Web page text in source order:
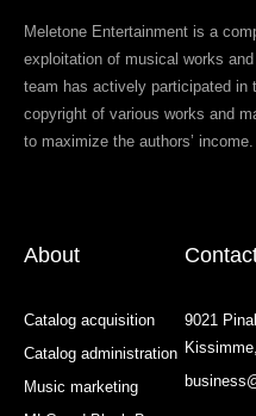
Meletone Entertainment is a
exploitation of musical works
team has actively participated in
copyright of various works and
to maximize the authors’ income.
About
Catalog acquisition
Catalog administration
Music marketing
9021